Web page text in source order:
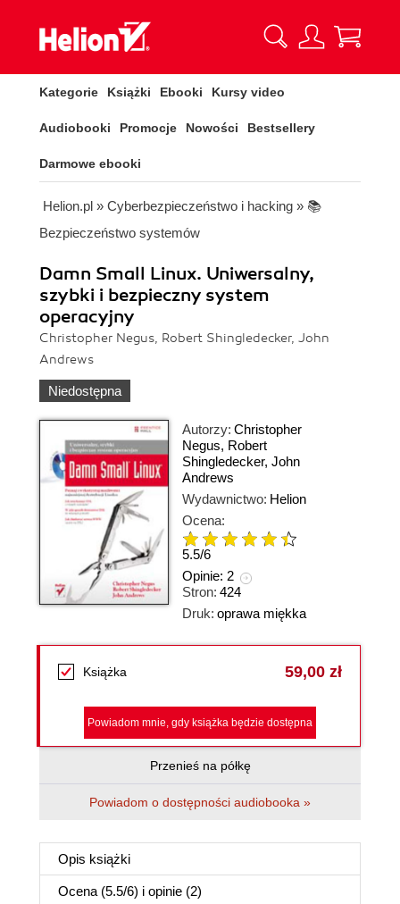
Kategorie Książki Ebooki Kursy video
Audiobooki Promocje Nowości Bestsellery
Darmowe ebooki
Helion.pl » Cyberbezpieczeństwo i hacking » 📚
Bezpieczeństwo systemów
Damn Small Linux. Uniwersalny,
szybki i bezpieczny system
operacyjny
Christopher Negus, Robert Shingledecker, John
Andrews
Niedostępna
Autorzy: Christopher
Negus, Robert
Shingledecker, John
Andrews
Wydawnictwo: Helion
Ocena:
5.5/6
Opinie: 2
Stron: 424
Druk: oprawa miękka
Książka 59,00 zł
Powiadom mnie, gdy książka będzie dostępna
Przenieś na półkę
Powiadom o dostępności audiobooka »
Opis książki
Ocena (5.5/6) i opinie (2)